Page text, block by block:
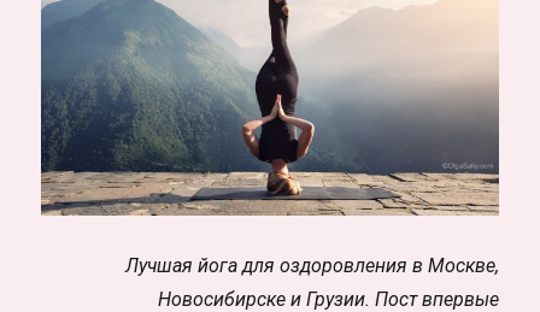
Лучшая йога для оздоровления в Москве,
Новосибирске и Грузии. Пост впервые